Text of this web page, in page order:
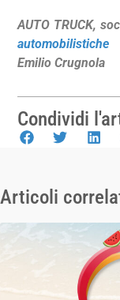
AUTO TRUCK,
automobilistiche
Emilio Crugnola
Condividi
Articoli